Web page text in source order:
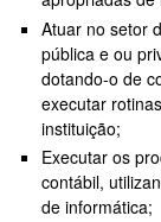
Atuar no setor
pública e ou
dotando-o de
executar
instituição;
Executar os
contábil,
de informática;